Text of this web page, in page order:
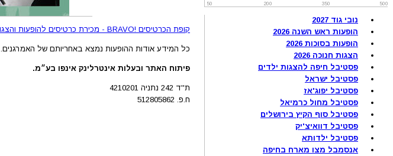
50 200 350 500
נובי גוד 2027
הופעות ראש השנה 2026
הופעות בסוכות 2026
הצגות חנוכה 2026
פסטיבל חיפה להצגות ילדים
פסטיבל ישראל
פסטיבל יפוג'אז
פסטיבל מחול כרמיאל
פסטיבל סוף הקיץ בירושלים
פסטיבל דוואיצ'יק
פסטיבל ילדותא
אנסמבל מצו מארח בחיפה
קופת הכרטיסים !BRAVO - מכירת כרטיסים להופעות והצגות © 2005-2026
כל המידע אודות ההופעות נמצא באחריותם של האמרגנים.
פיתוח האתר ובעלות אינטרלינק אינפו בע״מ.
ת''ד 242 נתניה 4210201
ח.פ. 512805862